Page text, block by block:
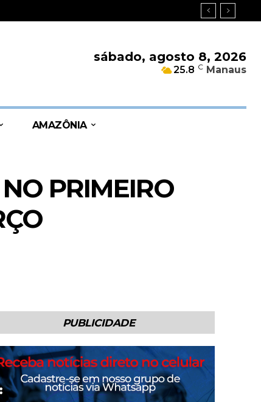
sábado, agosto 8, 2026
25.8 C Manaus
AMAZÔNIA
PRIMEIRO
PUBLICIDADE